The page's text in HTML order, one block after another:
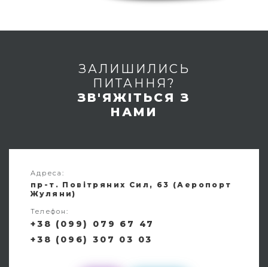
ЗАЛИШИЛИСЬ
ПИТАННЯ?
ЗВ'ЯЖІТЬСЯ З
НАМИ
Адреса:
пр-т. Повітряних Сил, 63 (Аеропорт
Жуляни)
Телефон:
+38 (099) 079 67 47
+38 (096) 307 03 03